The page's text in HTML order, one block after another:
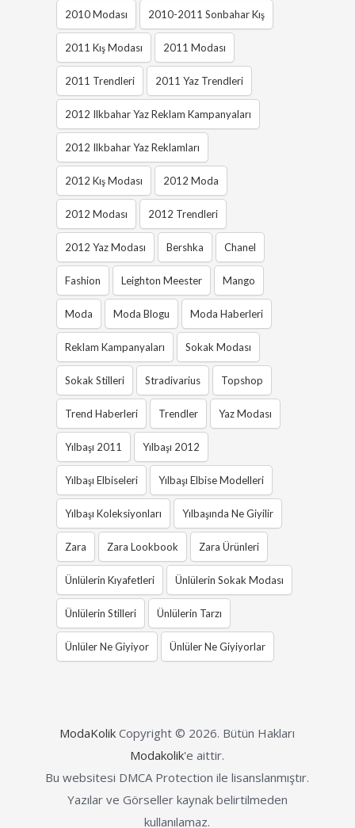
2010 Modası 2010-2011 Sonbahar Kış
2011 Kış Modası 2011 Modası
2011 Trendleri 2011 Yaz Trendleri
2012 Ilkbahar Yaz Reklam Kampanyaları
2012 Ilkbahar Yaz Reklamları
2012 Kış Modası 2012 Moda
2012 Modası 2012 Trendleri
2012 Yaz Modası Bershka Chanel
Fashion Leighton Meester Mango
Moda Moda Blogu Moda Haberleri
Reklam Kampanyaları Sokak Modası
Sokak Stilleri Stradivarius Topshop
Trend Haberleri Trendler Yaz Modası
Yılbaşı 2011 Yılbaşı 2012
Yılbaşı Elbiseleri Yılbaşı Elbise Modelleri
Yılbaşı Koleksiyonları Yılbaşında Ne Giyilir
Zara Zara Lookbook Zara Ürünleri
Ünlülerin Kıyafetleri Ünlülerin Sokak Modası
Ünlülerin Stilleri Ünlülerin Tarzı
Ünlüler Ne Giyiyor Ünlüler Ne Giyiyorlar
ModaKolik Copyright © 2026. Bütün Hakları
Modakolik'e aittir.
Bu websitesi DMCA Protection ile lisanslanmıştır.
Yazılar ve Görseller kaynak belirtilmeden
kullanılamaz.